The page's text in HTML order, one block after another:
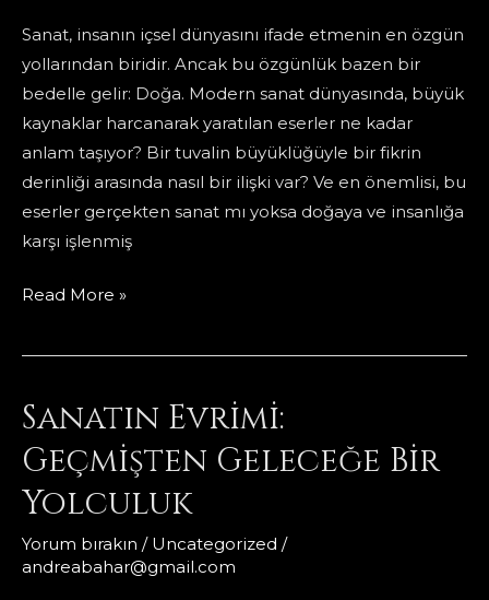
Sanat, insanın içsel dünyasını ifade etmenin en özgün
yollarından biridir. Ancak bu özgünlük bazen bir
bedelle gelir: Doğa. Modern sanat dünyasında, büyük
kaynaklar harcanarak yaratılan eserler ne kadar
anlam taşıyor? Bir tuvalin büyüklüğüyle bir fikrin
derinliği arasında nasıl bir ilişki var? Ve en önemlisi, bu
eserler gerçekten sanat mı yoksa doğaya ve insanlığa
karşı işlenmiş
İsraf
Yaratıcılığın
Borcu…
Read More »
Sanatın Evrimi:
Geçmişten Geleceğe Bir
Yolculuk
Yorum bırakın / Uncategorized /
andreabahar@gmail.com